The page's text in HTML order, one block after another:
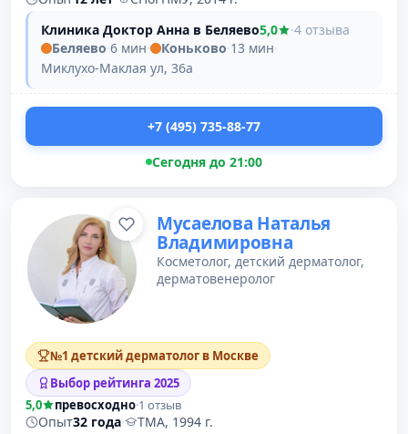
Клиника Доктор Анна в Беляево5,0 ·4 отзыва
Беляево·6 мин· Коньково·13 мин·
Миклухо-Маклая ул, 36а
+7 (495) 735-88-77
Сегодня до 21:00
Мусаелова Наталья
Владимировна
Косметолог, детский дерматолог,
дерматовенеролог
№1 детский дерматолог в Москве
Выбор рейтинга 2025
5,0
превосходно·1 отзыв
Опыт32 года·
ТМА, 1994 г.